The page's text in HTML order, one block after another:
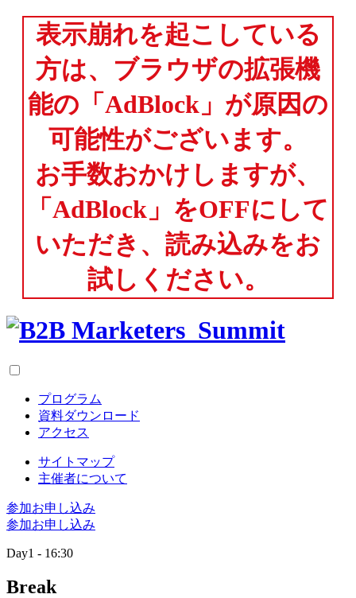
表示崩れを起こしている
方は、ブラウザの拡張機
能の「AdBlock」が原因の
可能性がございます。
お手数おかけしますが、
「AdBlock」をOFFにして
いただき、読み込みをお
試しください。
プログラム
資料ダウンロード
アクセス
サイトマップ
主催者について
参加お申し込み
参加お申し込み
Day1 - 16:30
Break